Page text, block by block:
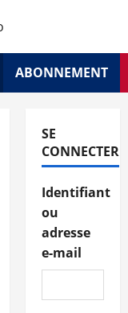
ABONNEMENT
SE
CONNECTER
Identifiant
ou
adresse
e-mail